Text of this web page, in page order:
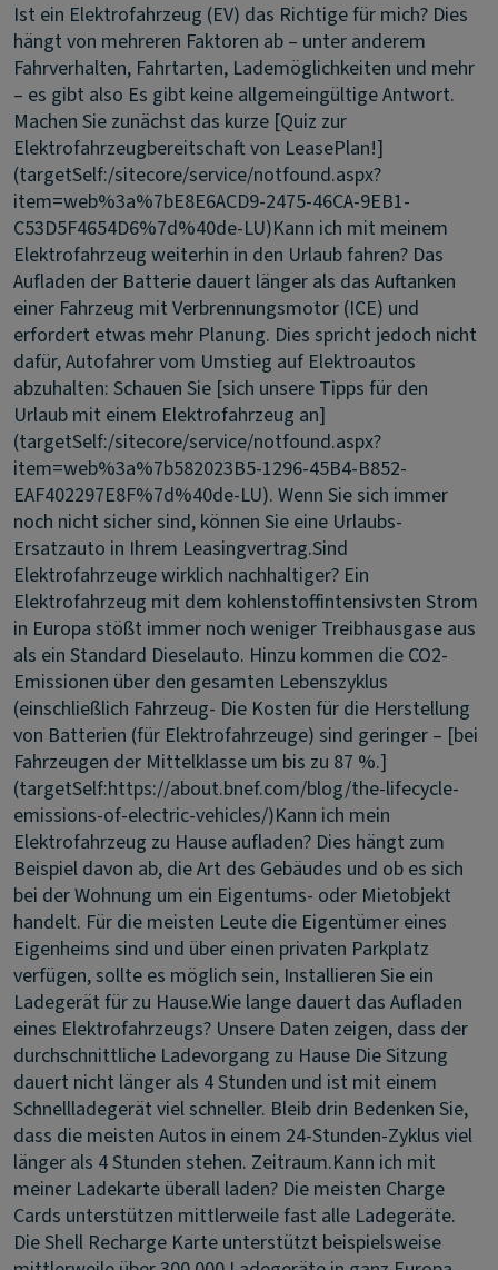
Ist ein Elektrofahrzeug (EV) das Richtige für mich? Dies
hängt von mehreren Faktoren ab – unter anderem
Fahrverhalten, Fahrtarten, Lademöglichkeiten und mehr
– es gibt also Es gibt keine allgemeingültige Antwort.
Machen Sie zunächst das kurze [Quiz zur
Elektrofahrzeugbereitschaft von LeasePlan!]
(targetSelf:/sitecore/service/notfound.aspx?
item=web%3a%7bE8E6ACD9-2475-46CA-9EB1-
C53D5F4654D6%7d%40de-LU)Kann ich mit meinem
Elektrofahrzeug weiterhin in den Urlaub fahren? Das
Aufladen der Batterie dauert länger als das Auftanken
einer Fahrzeug mit Verbrennungsmotor (ICE) und
erfordert etwas mehr Planung. Dies spricht jedoch nicht
dafür, Autofahrer vom Umstieg auf Elektroautos
abzuhalten: Schauen Sie [sich unsere Tipps für den
Urlaub mit einem Elektrofahrzeug an]
(targetSelf:/sitecore/service/notfound.aspx?
item=web%3a%7b582023B5-1296-45B4-B852-
EAF402297E8F%7d%40de-LU). Wenn Sie sich immer
noch nicht sicher sind, können Sie eine Urlaubs-
Ersatzauto in Ihrem Leasingvertrag.Sind
Elektrofahrzeuge wirklich nachhaltiger? Ein
Elektrofahrzeug mit dem kohlenstoffintensivsten Strom
in Europa stößt immer noch weniger Treibhausgase aus
als ein Standard Dieselauto. Hinzu kommen die CO2-
Emissionen über den gesamten Lebenszyklus
(einschließlich Fahrzeug- Die Kosten für die Herstellung
von Batterien (für Elektrofahrzeuge) sind geringer – [bei
Fahrzeugen der Mittelklasse um bis zu 87 %.]
(targetSelf:https://about.bnef.com/blog/the-lifecycle-
emissions-of-electric-vehicles/)Kann ich mein
Elektrofahrzeug zu Hause aufladen? Dies hängt zum
Beispiel davon ab, die Art des Gebäudes und ob es sich
bei der Wohnung um ein Eigentums- oder Mietobjekt
handelt. Für die meisten Leute die Eigentümer eines
Eigenheims sind und über einen privaten Parkplatz
verfügen, sollte es möglich sein, Installieren Sie ein
Ladegerät für zu Hause.Wie lange dauert das Aufladen
eines Elektrofahrzeugs? Unsere Daten zeigen, dass der
durchschnittliche Ladevorgang zu Hause Die Sitzung
dauert nicht länger als 4 Stunden und ist mit einem
Schnellladegerät viel schneller. Bleib drin Bedenken Sie,
dass die meisten Autos in einem 24-Stunden-Zyklus viel
länger als 4 Stunden stehen. Zeitraum.Kann ich mit
meiner Ladekarte überall laden? Die meisten Charge
Cards unterstützen mittlerweile fast alle Ladegeräte.
Die Shell Recharge Karte unterstützt beispielsweise